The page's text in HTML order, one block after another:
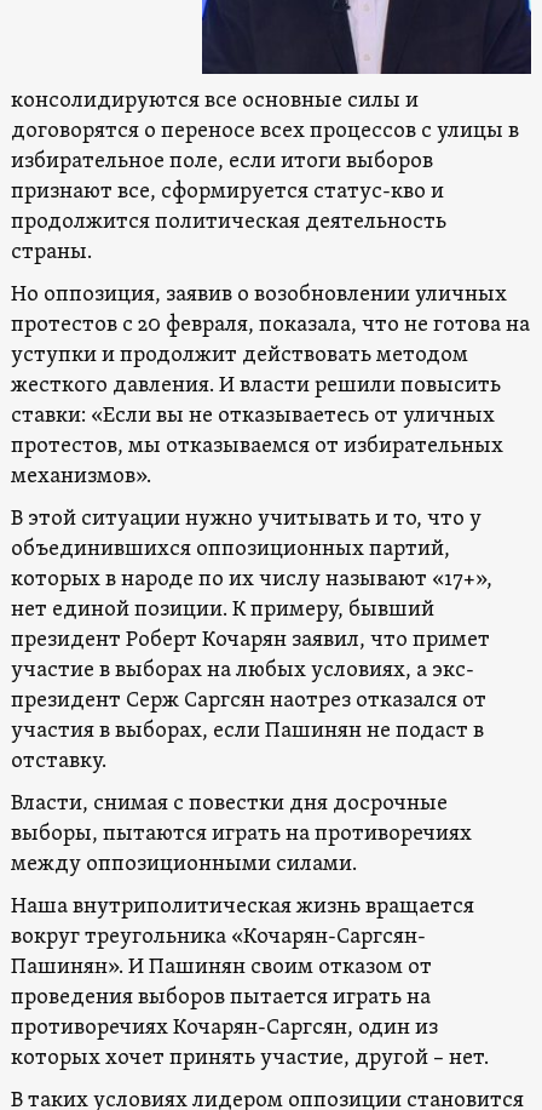
консолидируются все основные силы и
договорятся о переносе всех процессов с улицы в
избирательное поле, если итоги выборов
признают все, сформируется статус-кво и
продолжится политическая деятельность
страны.
Но оппозиция, заявив о возобновлении уличных
протестов с 20 февраля, показала, что не готова на
уступки и продолжит действовать методом
жесткого давления. И власти решили повысить
ставки: «Если вы не отказываетесь от уличных
протестов, мы отказываемся от избирательных
механизмов».
В этой ситуации нужно учитывать и то, что у
объединившихся оппозиционных партий,
которых в народе по их числу называют «17+»,
нет единой позиции. К примеру, бывший
президент Роберт Кочарян заявил, что примет
участие в выборах на любых условиях, а экс-
президент Серж Саргсян наотрез отказался от
участия в выборах, если Пашинян не подаст в
отставку.
Власти, снимая с повестки дня досрочные
выборы, пытаются играть на противоречиях
между оппозиционными силами.
Наша внутриполитическая жизнь вращается
вокруг треугольника «Кочарян-Саргсян-
Пашинян». И Пашинян своим отказом от
проведения выборов пытается играть на
противоречиях Кочарян-Саргсян, один из
которых хочет принять участие, другой – нет.
В таких условиях лидером оппозиции становится